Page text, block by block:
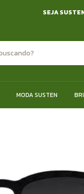
SEJA
MODA SUSTEN